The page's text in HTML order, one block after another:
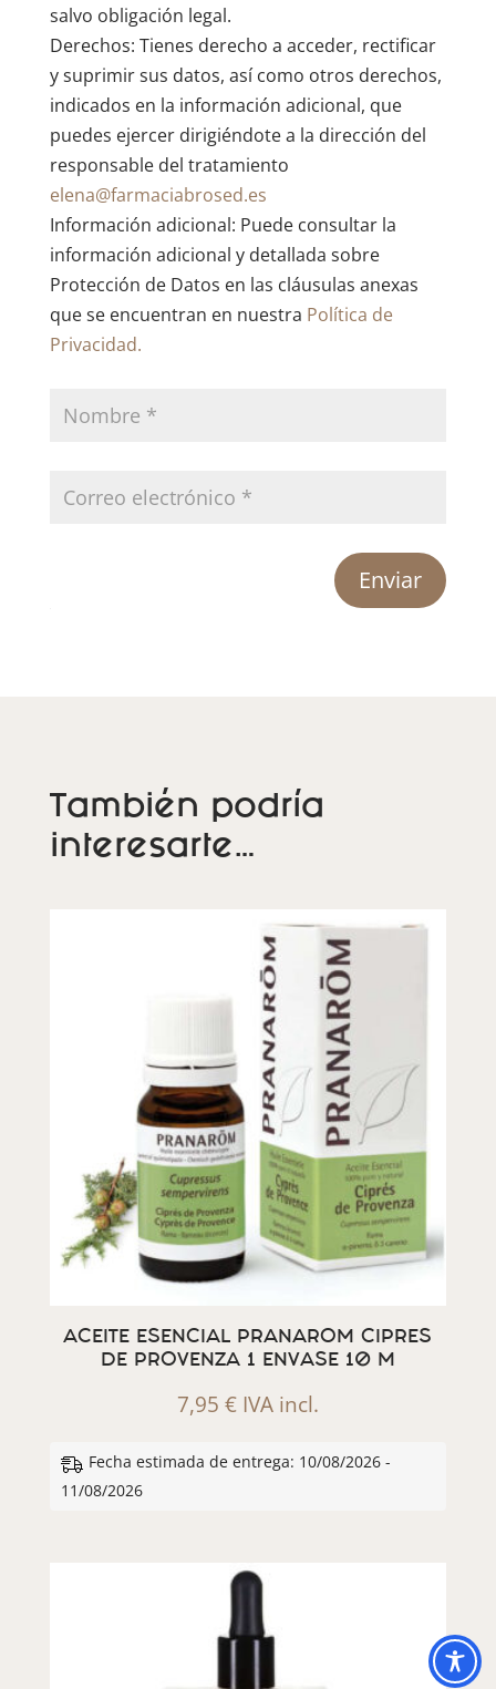
salvo obligación legal.
Derechos: Tienes derecho a acceder, rectificar
y suprimir sus datos, así como otros derechos,
indicados en la información adicional, que
puedes ejercer dirigiéndote a la dirección del
responsable del tratamiento
elena@farmaciabrosed.es
Información adicional: Puede consultar la
información adicional y detallada sobre
Protección de Datos en las cláusulas anexas
que se encuentran en nuestra Política de
Privacidad.
Enviar
También podría
interesarte…
ACEITE ESENCIAL PRANAROM CIPRES
DE PROVENZA 1 ENVASE 10 M
7,95 € IVA incl.
Fecha estimada de entrega: 10/08/2026 -
11/08/2026